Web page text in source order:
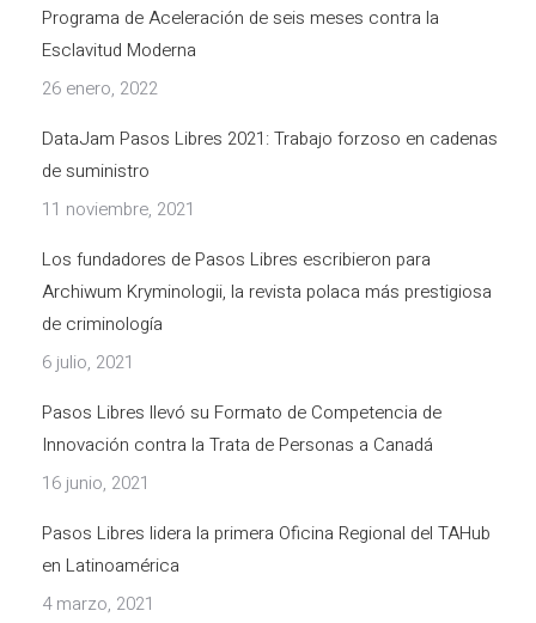
Programa de Aceleración de seis meses contra la
Esclavitud Moderna
26 enero, 2022
DataJam Pasos Libres 2021: Trabajo forzoso en cadenas
de suministro
11 noviembre, 2021
Los fundadores de Pasos Libres escribieron para
Archiwum Kryminologii, la revista polaca más prestigiosa
de criminología
6 julio, 2021
Pasos Libres llevó su Formato de Competencia de
Innovación contra la Trata de Personas a Canadá
16 junio, 2021
Pasos Libres lidera la primera Oficina Regional del TAHub
en Latinoamérica
4 marzo, 2021